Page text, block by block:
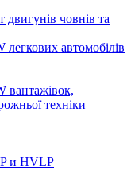
човнів та
автомобілів
вантажівок,
техніки
и HVLP